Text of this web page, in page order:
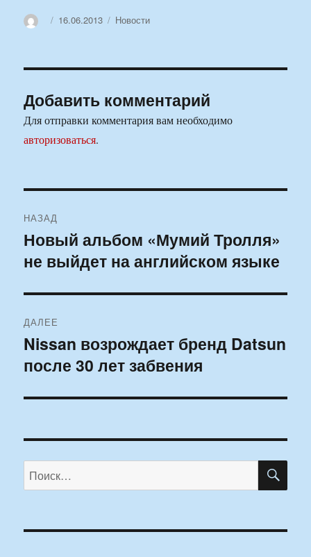
АвторОпубликовано
16.06.2013 Рубрики
Новости
Добавить комментарий
Для отправки комментария вам необходимо
авторизоваться.
по
записям
НАЗАД
Предыдущая
запись:
Новый альбом «Мумий Тролля»
не выйдет на английском языке
ДАЛЕЕ
Следующая
запись:
Nissan возрождает бренд Datsun
после 30 лет забвения
Искать: